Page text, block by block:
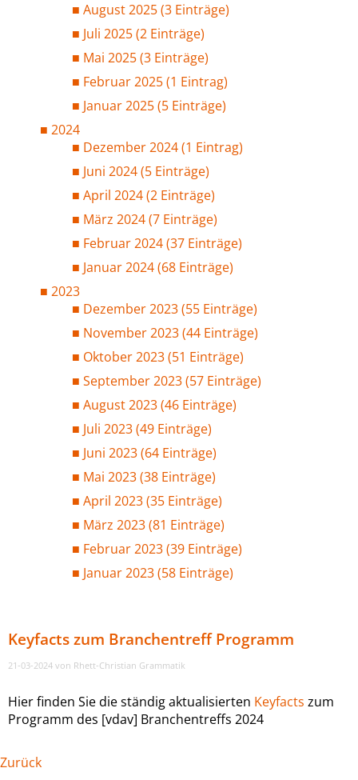
August 2025 (3 Einträge)
Juli 2025 (2 Einträge)
Mai 2025 (3 Einträge)
Februar 2025 (1 Eintrag)
Januar 2025 (5 Einträge)
2024
Dezember 2024 (1 Eintrag)
Juni 2024 (5 Einträge)
April 2024 (2 Einträge)
März 2024 (7 Einträge)
Februar 2024 (37 Einträge)
Januar 2024 (68 Einträge)
2023
Dezember 2023 (55 Einträge)
November 2023 (44 Einträge)
Oktober 2023 (51 Einträge)
September 2023 (57 Einträge)
August 2023 (46 Einträge)
Juli 2023 (49 Einträge)
Juni 2023 (64 Einträge)
Mai 2023 (38 Einträge)
April 2023 (35 Einträge)
März 2023 (81 Einträge)
Februar 2023 (39 Einträge)
Januar 2023 (58 Einträge)
Keyfacts zum Branchentreff Programm
21-03-2024 von Rhett-Christian Grammatik
Hier finden Sie die ständig aktualisierten Keyfacts zum
Programm des [vdav] Branchentreffs 2024
Zurück